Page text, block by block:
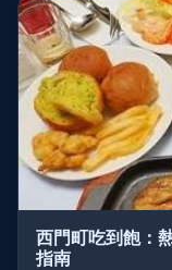
西門町吃到飽：
指南